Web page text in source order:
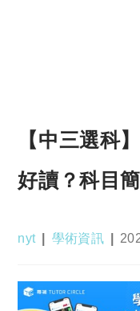
【中三選科
好讀？科目
Post
nyt
Post
學術資訊